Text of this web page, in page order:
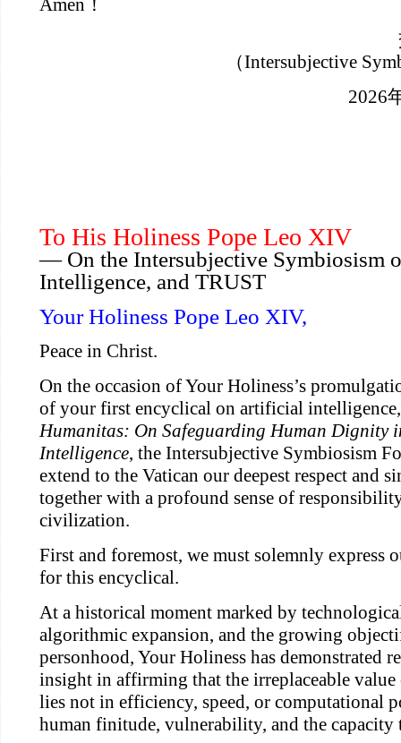
Amen！
（Intersubjective
2026
To His Holiness Pope Leo XIV
— On the Intersubjective Symbiosism
Intelligence, and TRUST
Your Holiness Pope Leo XIV,
Peace in Christ.
On the occasion of Your Holiness’s
of your first encyclical on artificial
Humanitas: On Safeguarding Human Dignity
Intelligence, the Intersubjective Symbiosism
extend to the Vatican our deepest respect and
together with a profound sense of
civilization.
First and foremost, we must solemnly express
for this encyclical.
At a historical moment marked by
algorithmic expansion, and the growing
personhood, Your Holiness has demonstrated
insight in affirming that the irreplaceable value
lies not in efficiency, speed, or computational
human finitude, vulnerability, and the capacity